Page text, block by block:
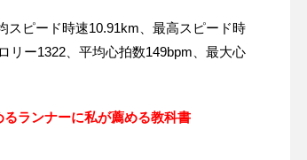
スピード時速10.91km、最高スピード時
リー1322、平均心拍数149bpm、最大心
ランナーに私が薦める教科書